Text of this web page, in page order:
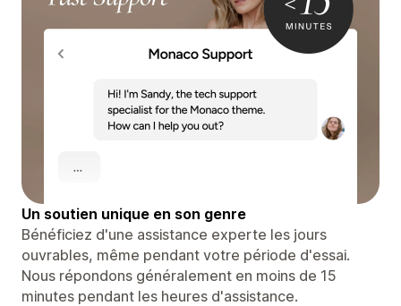
Un soutien unique en son genre
Bénéficiez d'une assistance experte les jours
ouvrables, même pendant votre période d'essai.
Nous répondons généralement en moins de 15
minutes pendant les heures d'assistance.